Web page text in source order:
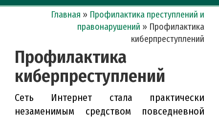
Главная » Профилактика преступлений и
правонарушений » Профилактика
киберпреступлений
Профилактика
киберпреступлений
Сеть Интернет стала практически
незаменимым средством повседневной